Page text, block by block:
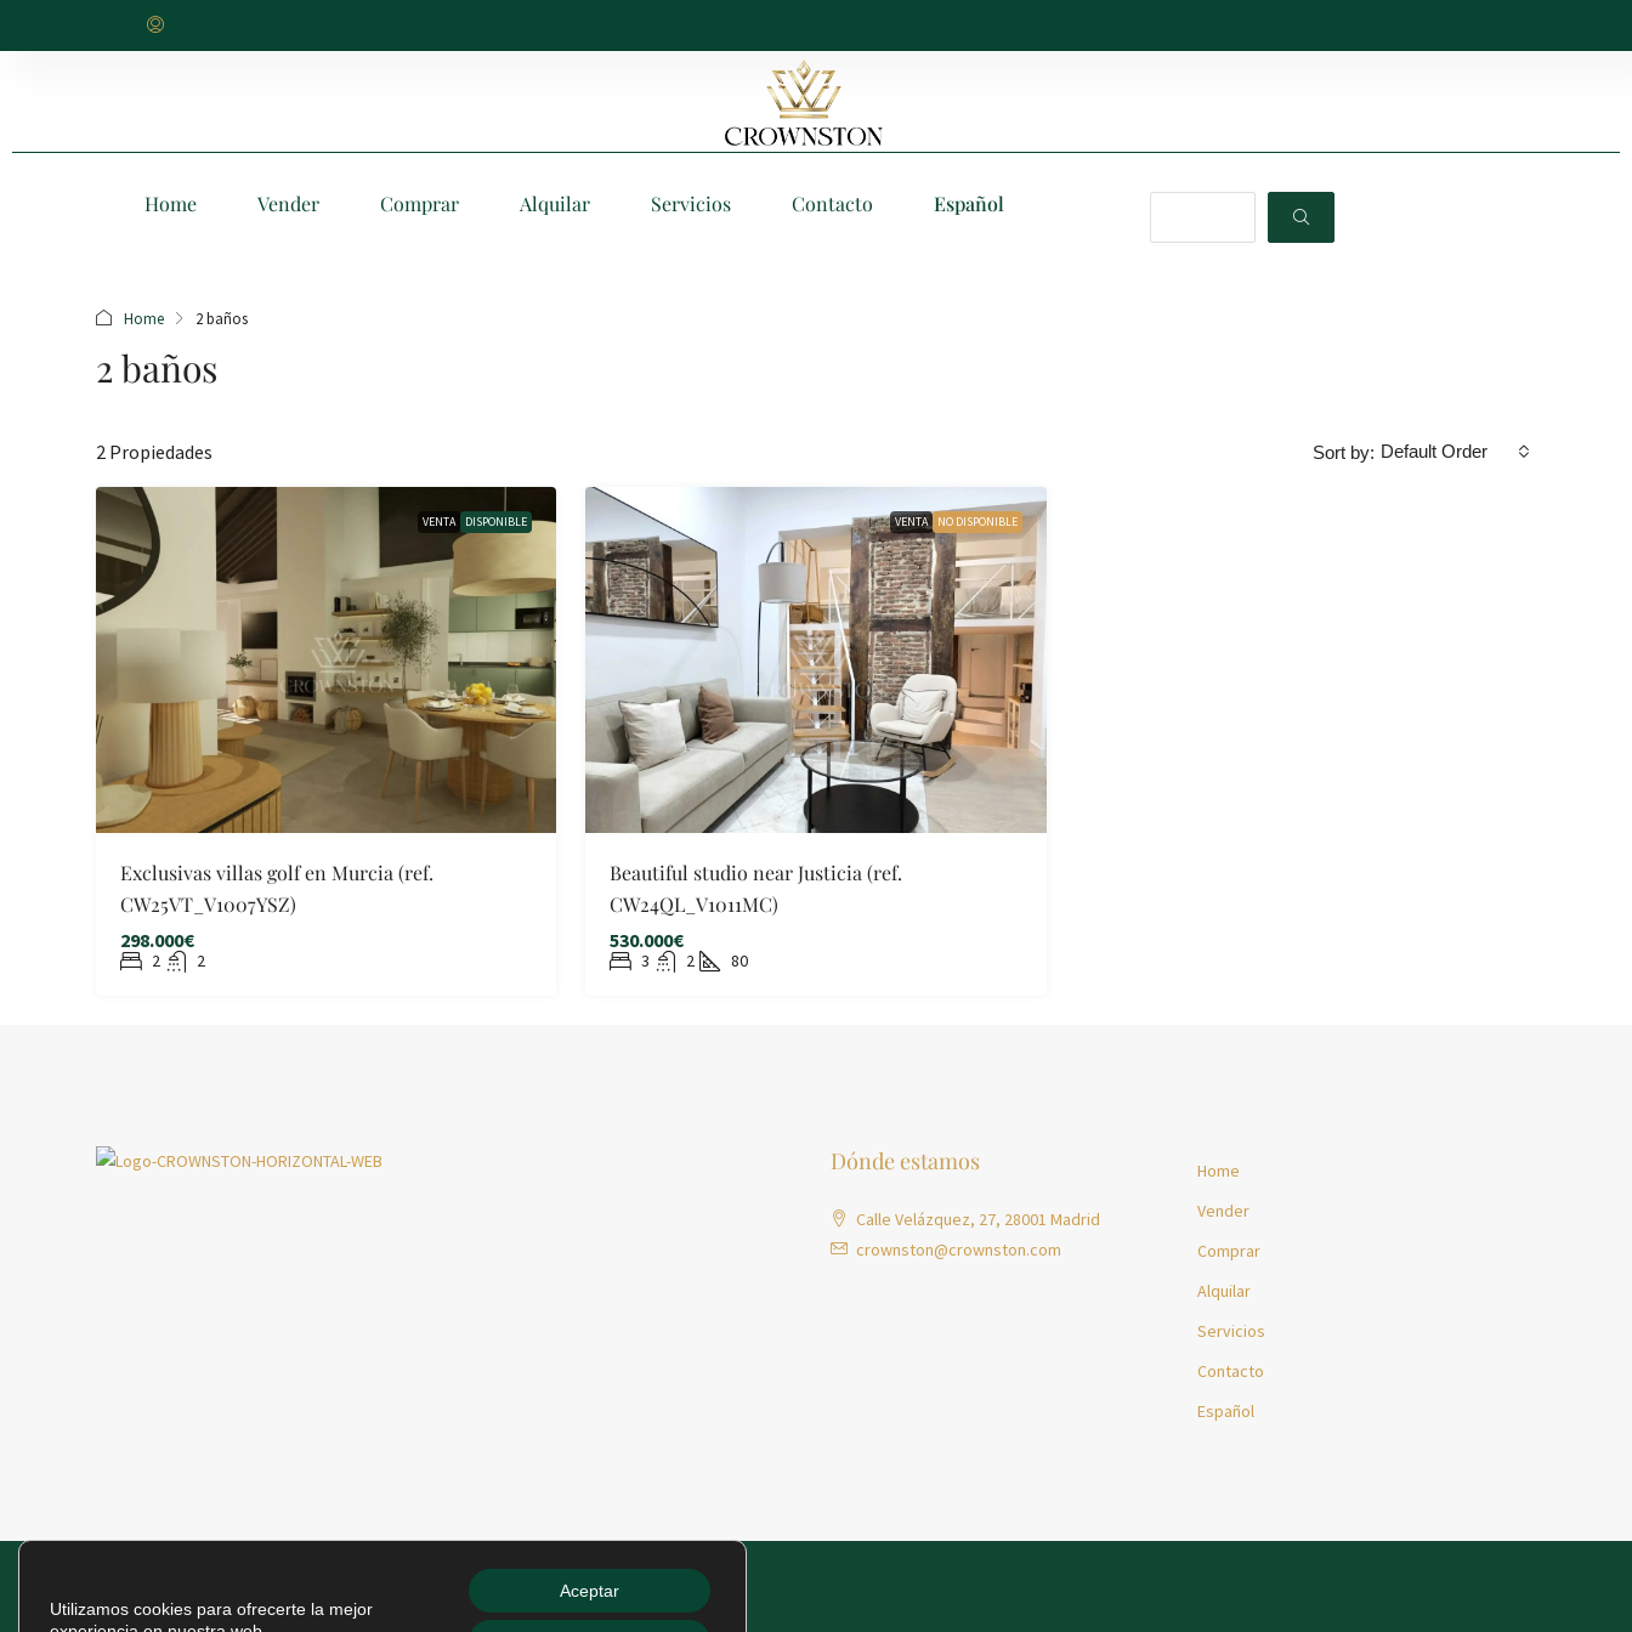
Home Vender Comprar Alquilar Servicios Contacto Español
Home 2 baños
2 baños
2 Propiedades Sort by: Default Order
VENTA DISPONIBLE
Exclusivas villas golf en Murcia (ref.
CW25VT_V1007YSZ)
298.000€
2 2
VENTA NO DISPONIBLE
Beautiful studio near Justicia (ref.
CW24QL_V1011MC)
530.000€
3 2 80
Dónde estamos
Calle Velázquez, 27, 28001 Madrid
crownston@crownston.com
Home
Vender
Comprar
Alquilar
Servicios
Contacto
Español
Utilizamos cookies para ofrecerte la mejor
Aceptar